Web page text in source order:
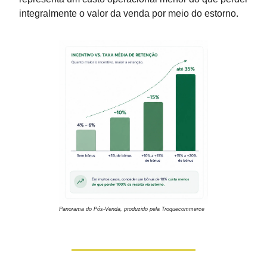
integralmente o valor da venda por meio do estorno.
Panorama do Pós-Venda, produzido pela Troquecommerce